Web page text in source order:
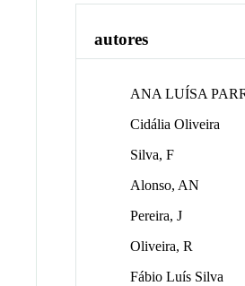
autores
ANA LUÍSA
Cidália Oliveira
Silva, F
Alonso, AN
Pereira, J
Oliveira, R
Fábio Luís Silva